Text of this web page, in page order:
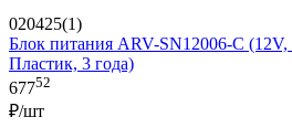
020425(1)
Блок питания ARV-SN12006-C
Пластик, 3 года)
67752
₽/шт